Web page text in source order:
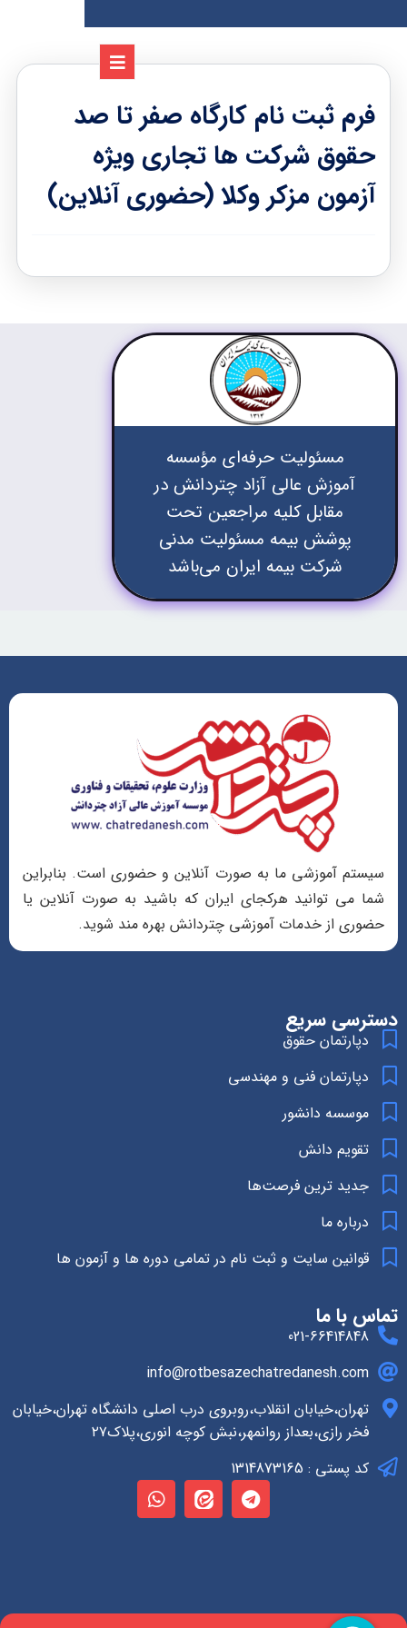
فرم ثبت نام کارگاه صفر تا صد
حقوق شرکت ها تجاری ویژه
آزمون مزکر وکلا (حضوری آنلاین)
مسئولیت حرفه‌ای مؤسسه
آموزش عالی آزاد چتردانش در
مقابل کلیه مراجعین تحت
پوشش بیمه مسئولیت مدنی
شرکت بیمه ایران می‌باشد
سیستم آموزشی ما به صورت آنلاین و حضوری است. بنابراین
شما می توانید هرکجای ایران که باشید به صورت آنلاین یا
حضوری از خدمات آموزشی چتردانش بهره مند شوید.
دسترسی سریع
دپارتمان حقوق
دپارتمان فنی و مهندسی
موسسه دانشور
تقویم دانش
جدید ترین فرصت‌ها
درباره ما
قوانین سایت و ثبت نام در تمامی دوره ها و آزمون ها
تماس با ما
021-66414848
info@rotbesazechatredanesh.com
تهران،خیابان انقلاب،روبروی درب اصلی دانشگاه تهران،خیابان
فخر رازی،بعداز روانمهر،نبش کوچه انوری،پلاک۲۷
کد پستی : 1314873165